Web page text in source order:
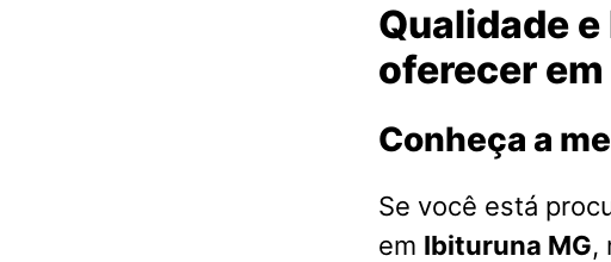
Qualidade
oferecer
Conheça a
Se você está
em Ibituruna MG,